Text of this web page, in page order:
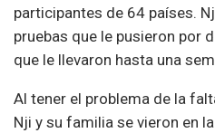
participantes de 64 países.
pruebas que le pusieron por
que le llevaron hasta una
Al tener el problema de la
Nji y su familia se vieron en la